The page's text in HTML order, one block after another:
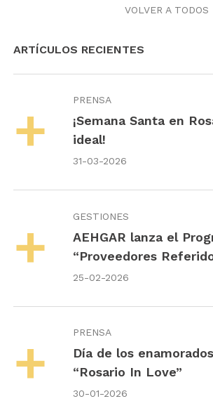
VOLVER A TODOS
ARTÍCULOS RECIENTES
PRENSA
¡Semana Santa en
ideal!
31-03-2026
GESTIONES
AEHGAR lanza el
“Proveedores
25-02-2026
PRENSA
Día de los
“Rosario In Love”
30-01-2026